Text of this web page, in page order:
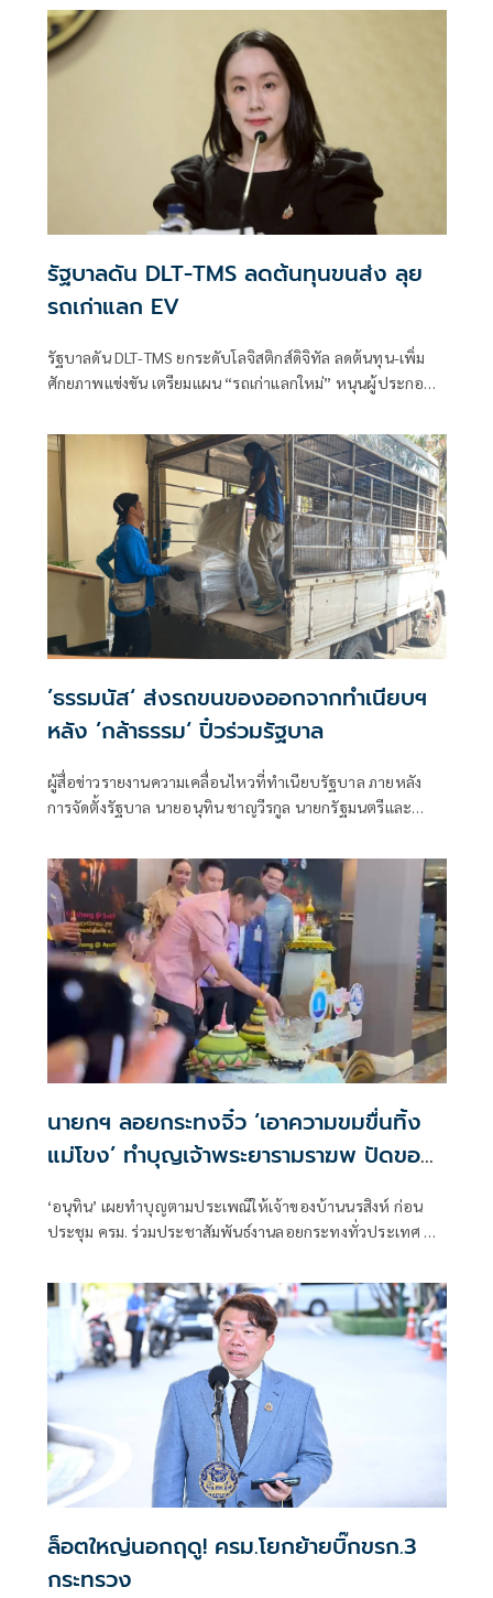
รัฐบาลดัน DLT-TMS ลดต้นทุนขนส่ง ลุย
รถเก่าแลก EV
รัฐบาลดัน DLT-TMS ยกระดับโลจิสติกส์ดิจิทัล ลดต้นทุน-เพิ่ม
ศักยภาพแข่งขัน เตรียมแผน “รถเก่าแลกใหม่” หนุนผู้ประกอบ
’ธรรมนัส‘ ส่งรถขนของออกจากทำเนียบฯ
หลัง ’กล้าธรรม‘ ปิ๋วร่วมรัฐบาล
ผู้สื่อข่าวรายงานความเคลื่อนไหวที่ทำเนียบรัฐบาล ภายหลัง
การจัดตั้งรัฐบาล นายอนุทิน ชาญวีรกูล นายกรัฐมนตรีและ
นายกฯ ลอยกระทงจิ๋ว ‘เอาความขมขื่นทิ้ง
แม่โขง’ ทำบุญเจ้าพระยารามราฆพ ปัดขอ
‘อนุทิน’ เผยทำบุญตามประเพณีให้เจ้าของบ้านนรสิงห์ ก่อน
ประชุม ครม. ร่วมประชาสัมพันธ์งานลอยกระทงทั่วประเทศ ย้ำ
ล็อตใหญ่นอกฤดู! ครม.โยกย้ายบิ๊กขรก.3
กระทรวง